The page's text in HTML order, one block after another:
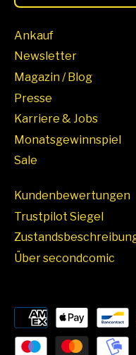
Ankauf
Newsletter
Magazin / Blog
Presse
Karriere & Jobs
Monatsgewinnspiel
Sale
Kundenbewertungen
Trustpilot Siegel
Über secondcomic